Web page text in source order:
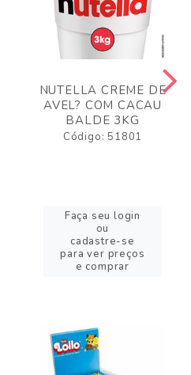
NUTELLA CREME DE
AVEL? COM CACAU
BALDE 3KG
Código: 51801
Faça seu login
ou
cadastre-se
para ver preços
e comprar